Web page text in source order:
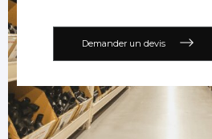
Demander un devis